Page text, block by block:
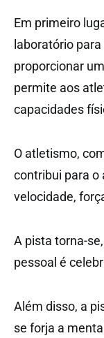
Em primeiro
laboratório
proporcionar
permite aos
capacidades
O atletismo,
contribui para o
velocidade,
A pista torna-
pessoal é
Além disso, a
se forja a